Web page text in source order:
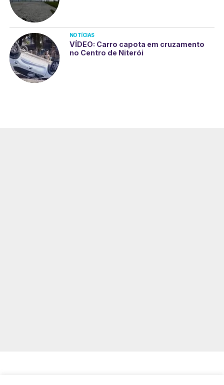
NOTÍCIAS
VÍDEO: Carro capota em cruzamento
no Centro de Niterói